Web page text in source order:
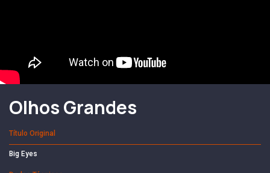
Olhos Grandes
Título Original
Big Eyes